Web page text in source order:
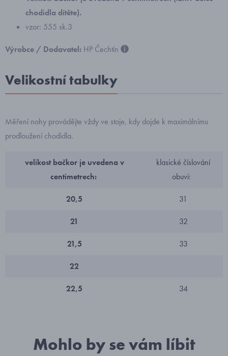
chodidla dítěte).
vzor: 555 sk.3
Výrobce / Dodavatel: HP Čechtín
Velikostní tabulky
Měření nohy provádějte vždy ve stoje, kdy dojde k maximálnímu
prodloužení chodidla.
velikost bačkor je uvedena v
centimetrech:
klasické číslování
obuvi:
20,5 31
21 32
21,5 33
22
22,5 34
Mohlo by se vám líbit